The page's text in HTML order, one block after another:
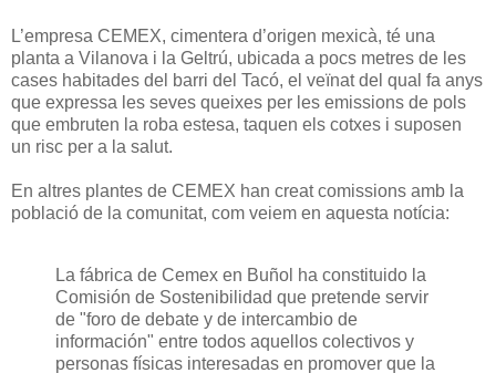
L’empresa CEMEX, cimentera d’origen mexicà, té una
planta a Vilanova i la Geltrú, ubicada a pocs metres de les
cases habitades del barri del Tacó, el veïnat del qual fa anys
que expressa les seves queixes per les emissions de pols
que embruten la roba estesa, taquen els cotxes i suposen
un risc per a la salut.
En altres plantes de CEMEX han creat comissions amb la
població de la comunitat, com veiem en aquesta notícia:
La fábrica de Cemex en Buñol ha constituido la
Comisión de Sostenibilidad que pretende servir
de "foro de debate y de intercambio de
información" entre todos aquellos colectivos y
personas físicas interesadas en promover que la